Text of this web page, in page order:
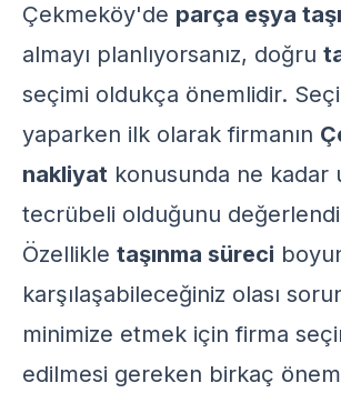
Çekmeköy'de parça eşya
almayı planlıyorsanız, doğru
seçimi oldukça önemlidir.
yaparken ilk olarak firmanın
nakliyat konusunda ne kadar
tecrübeli olduğunu
Özellikle taşınma süreci
karşılaşabileceğiniz olası
minimize etmek için firma
edilmesi gereken birkaç